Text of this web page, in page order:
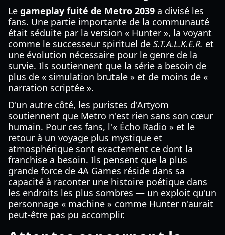
Le gameplay fuité de Metro 2039 a divisé les
fans. Une partie importante de la communauté
était séduite par la version « Hunter », la voyant
comme le successeur spirituel de S.T.A.L.K.E.R. et
une évolution nécessaire pour le genre de la
survie. Ils soutiennent que la série a besoin de
plus de « simulation brutale » et de moins de «
narration scriptée ».
D'un autre côté, les puristes d'Artyom
soutiennent que Metro n'est rien sans son cœur
humain. Pour ces fans, l'« Écho Radio » et le
retour à un voyage plus mystique et
atmosphérique sont exactement ce dont la
franchise a besoin. Ils pensent que la plus
grande force de 4A Games réside dans sa
capacité à raconter une histoire poétique dans
les endroits les plus sombres — un exploit qu'un
personnage « machine » comme Hunter n'aurait
peut-être pas pu accomplir.